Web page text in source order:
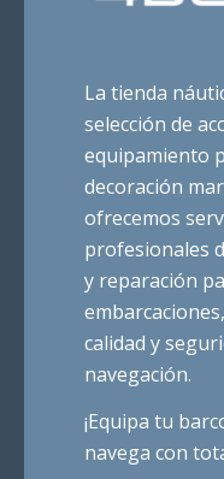
La tienda
selección de
equipamiento
decoración
ofrecemos
profesionales
y reparación
calidad y
navegación.
¡Equipa tu
navega con